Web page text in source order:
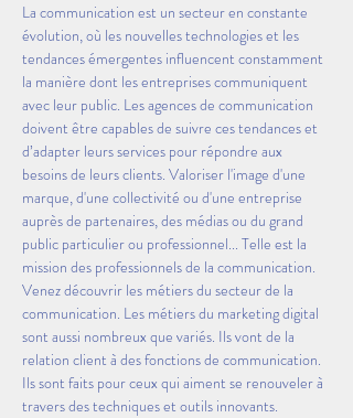
La communication est un secteur en constante
évolution, où les nouvelles technologies et les
tendances émergentes influencent constamment
la manière dont les entreprises communiquent
avec leur public. Les agences de communication
doivent être capables de suivre ces tendances et
d’adapter leurs services pour répondre aux
besoins de leurs clients. Valoriser l'image d'une
marque, d'une collectivité ou d'une entreprise
auprès de partenaires, des médias ou du grand
public particulier ou professionnel... Telle est la
mission des professionnels de la communication.
Venez découvrir les métiers du secteur de la
communication. Les métiers du marketing digital
sont aussi nombreux que variés. Ils vont de la
relation client à des fonctions de communication.
Ils sont faits pour ceux qui aiment se renouveler à
travers des techniques et outils innovants.